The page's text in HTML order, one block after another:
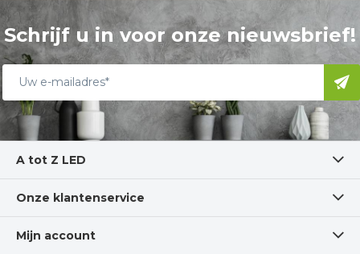
Schrijf u in voor onze nieuwsbrief!
A tot Z LED
Onze klantenservice
Mijn account